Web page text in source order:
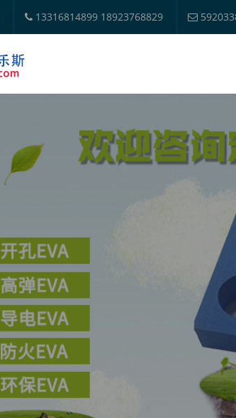
13316814899 18923768829